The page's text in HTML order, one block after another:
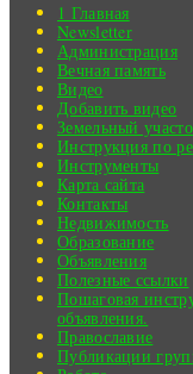
1 Главная
Newsletter
Администрация
Вечная память
Видео
Добавить видео
Земельный
Инструкция по
Инструменты
Карта сайта
Контакты
Недвижимость
Образование
Объявления
Полезные ссылки
Пошаговая
объявления.
Православие
Публикации